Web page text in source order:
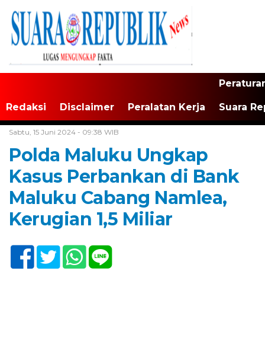
Redaksi Disclaimer Peralatan Kerja Suara
Sabtu, 15 Juni 2024 - 09:38 WIB
Polda Maluku Ungkap
Kasus Perbankan di Bank
Maluku Cabang Namlea,
Kerugian 1,5 Miliar